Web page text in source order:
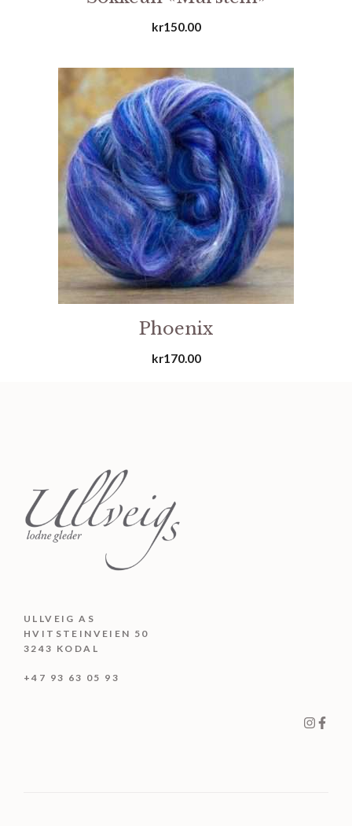
kr150.00
Phoenix
kr170.00
ULLVEIG AS
HVITSTEINVEIEN 50
3243 KODAL
+47 93 63 05 93